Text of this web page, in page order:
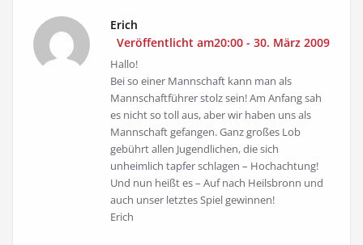
Erich
Veröffentlicht am20:00 - 30. März 2009
Hallo!
Bei so einer Mannschaft kann man als
Mannschaftführer stolz sein! Am Anfang sah
es nicht so toll aus, aber wir haben uns als
Mannschaft gefangen. Ganz großes Lob
gebührt allen Jugendlichen, die sich
unheimlich tapfer schlagen – Hochachtung!
Und nun heißt es – Auf nach Heilsbronn und
auch unser letztes Spiel gewinnen!
Erich